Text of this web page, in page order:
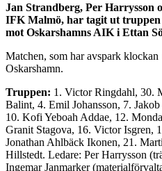
Jan Strandberg, Per Harrysson
IFK Malmö, har tagit ut truppen
mot Oskarshamns AIK i Ettan
Matchen, som har avspark klockan
Oskarshamn.
Truppen: 1. Victor Ringdahl, 30.
Balint, 4. Emil Johansson, 7.
10. Kofi Yeboah Addae, 12.
Granit Stagova, 16. Victor Isgren,
Jonathan Ahlbäck Ikonen, 21.
Hillstedt. Ledare: Per Harrysson
Ingemar Janmarker